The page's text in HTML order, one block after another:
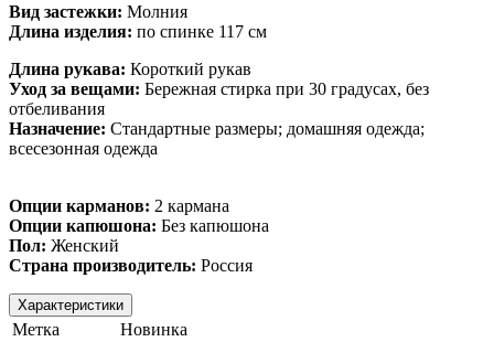
Вид застежки: Молния
Длина изделия: по спинке 117 см
Длина рукава: Короткий рукав
Уход за вещами: Бережная стирка при 30 градусах, без
отбеливания
Назначение: Стандартные размеры; домашняя одежда;
всесезонная одежда
Опции карманов: 2 кармана
Опции капюшона: Без капюшона
Пол: Женский
Страна производитель: Россия
Характеристики
Метка
Новинка